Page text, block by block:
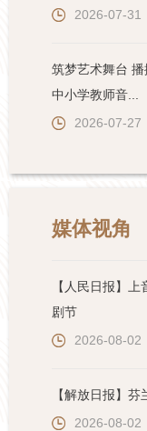
2026-07-31
筑梦艺术舞台
中小学教师音...
2026-07-27
媒体视角
【人民日报】
剧节
2026-08-02
【解放日报】
2026-08-02